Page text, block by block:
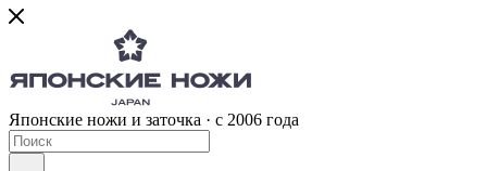
Японские ножи и заточка · с 2006 года